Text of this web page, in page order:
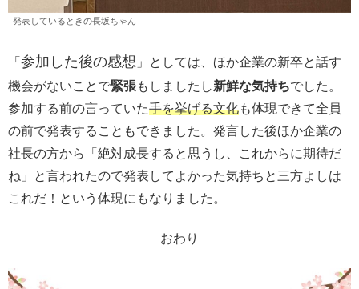
発表しているときの長坂ちゃん
「 参加した後の感想 」としては、ほか企業の新卒と話す
機会がないことで緊張もしましたし新鮮な気持ちでした。
参加する前の言っていた手を挙げる文化も体現できて全員
の前で発表することもできました。発言した後ほか企業の
社長の方から「絶対成長すると思うし、これからに期待だ
ね」と言われたので発表してよかった気持ちと三方よしは
これだ！という体現にもなりました。
おわり